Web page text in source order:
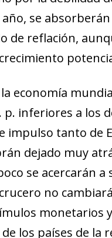
se
de reflación,
economía
p. inferiores a los
tanto de
dejado muy
se acercarán
no
monetarios
los países de